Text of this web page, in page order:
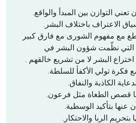
تعني التوازن بين المبدأ والواقع.
الاعتراف باختلاف البشر.
مع مفهوم الشورى مع فارق كبير
التي نظّمت شؤون البشر في
البشر لا من تشريع خالقهم .
فكرة تولي الأكفأ للسلطة.
الكاذبة والنفاق.
قصص الطغاة مثل فرعون.
عنها بتأكيد الوسطية.
الربا والاحتكار.